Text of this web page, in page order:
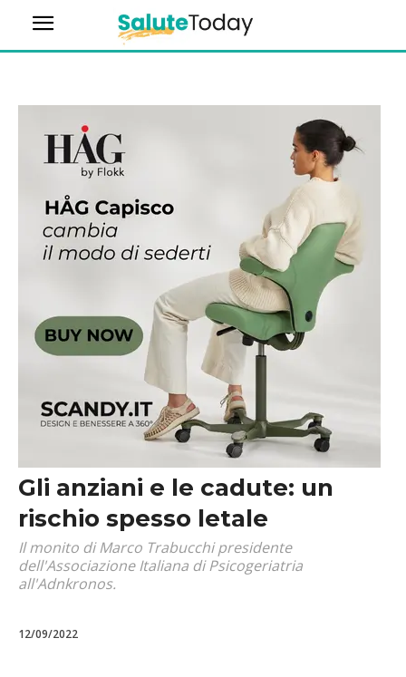
Gli anziani e le cadute: un
rischio spesso letale
Il monito di Marco Trabucchi presidente
dell'Associazione Italiana di Psicogeriatria
all'Adnkronos.
12/09/2022